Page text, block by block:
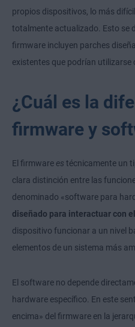
propios dispositivos, lo más
totalmente actualizado. Esto se
firmware incluyen parches
existentes que podrían utilizarse
¿Cuál es la
firmware y
El firmware es técnicamente un
clara distinción entre las
denominado «software para
diseñado para interactuar con
dispositivo funcionar a un nivel
elementos de un sistema más
El software no depende
hardware específico. En este
encima» del firmware en la